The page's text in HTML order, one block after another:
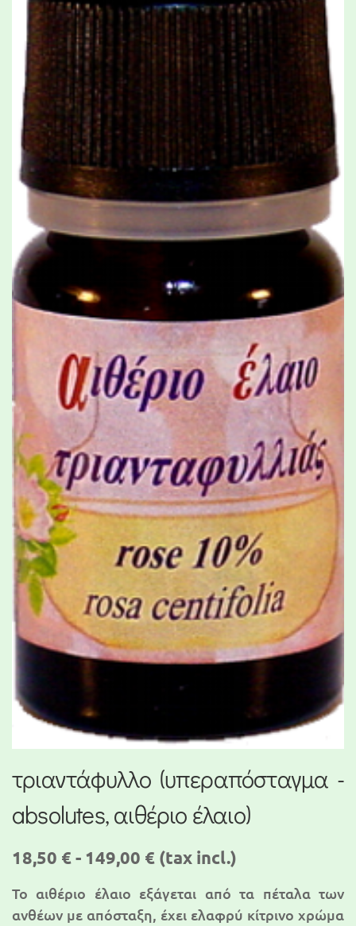
τριαντάφυλλο (υπεραπόσταγμα -
absolutes, αιθέριο έλαιο)
18,50 € - 149,00 € (tax incl.)
Το αιθέριο έλαιο εξάγεται από τα πέταλα των
ανθέων με απόσταξη, έχει ελαφρύ κίτρινο χρώμα